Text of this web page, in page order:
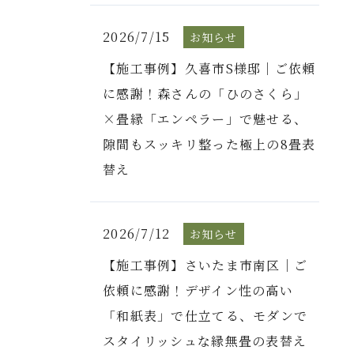
2026/7/15 お知らせ
【施工事例】久喜市S様邸｜ご依頼
に感謝！森さんの「ひのさくら」
×畳縁「エンペラー」で魅せる、
隙間もスッキリ整った極上の8畳表
替え
2026/7/12 お知らせ
【施工事例】さいたま市南区｜ご
依頼に感謝！デザイン性の高い
「和紙表」で仕立てる、モダンで
スタイリッシュな縁無畳の表替え